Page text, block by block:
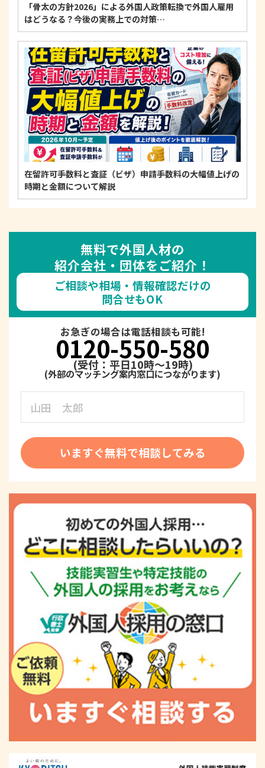
「骨太の方針2026」による外国人政策転換で外国人雇用
はどうなる？今後の実務上での対策…
在留許可手数料と査証（ビザ）申請手数料の大幅値上げの
時期と金額について解説
無料で外国人材の
紹介会社・団体をご紹介！
ご相談や相場・情報確認だけの
問合せもOK
お急ぎの場合は電話相談も可能!
0120-550-580
(受付：平日10時～19時)
いますぐ無料で相談してみる